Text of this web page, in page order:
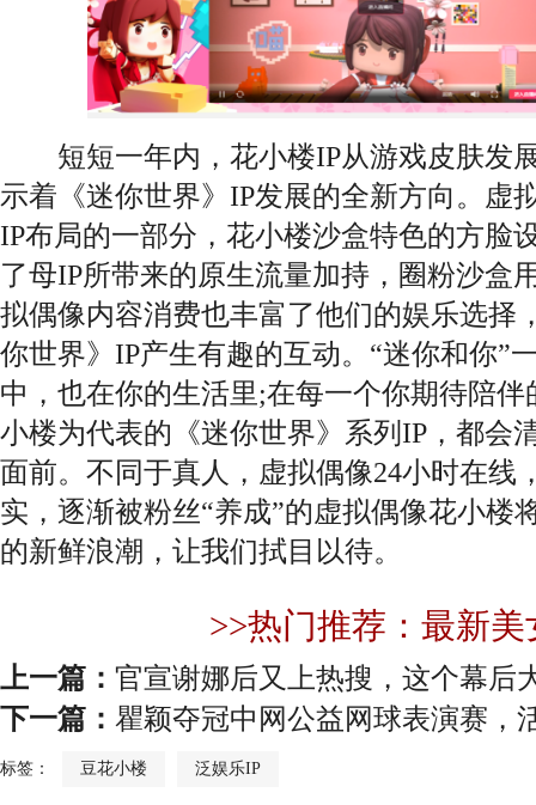
短短一年内，花小楼IP从游戏皮肤发
示着《迷你世界》IP发展的全新方向。虚
IP布局的一部分，花小楼沙盒特色的方脸
了母IP所带来的原生流量加持，圈粉沙盒
拟偶像内容消费也丰富了他们的娱乐选择
你世界》IP产生有趣的互动。“迷你和你”
中，也在你的生活里;在每一个你期待陪
小楼为代表的《迷你世界》系列IP，都会
面前。不同于真人，虚拟偶像24小时在线
实，逐渐被粉丝“养成”的虚拟偶像花小楼
的新鲜浪潮，让我们拭目以待。
>>热门推荐：最新美
上一篇： 官宣谢娜后又上热搜，这个幕后
下一篇： 瞿颖夺冠中网公益网球表演赛，
标签： 豆花小楼 泛娱乐IP